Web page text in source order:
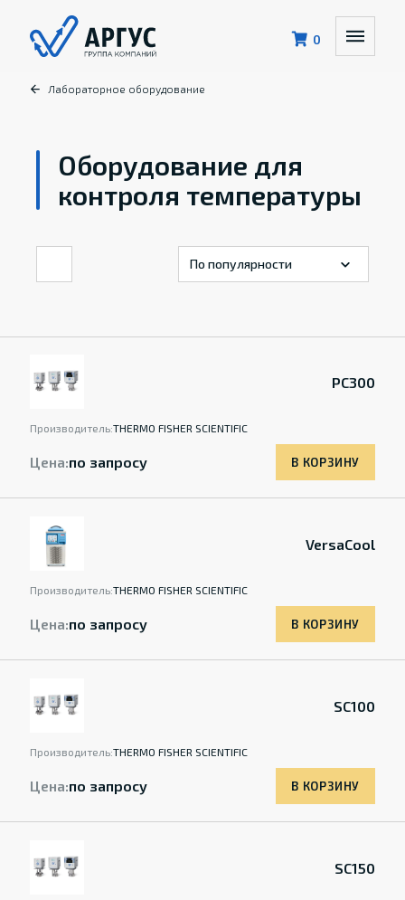
0
Лабораторное оборудование
Оборудование для
контроля температуры
PC300
Производитель:THERMO FISHER SCIENTIFIC
Цена:по запросу В КОРЗИНУ
VersaCool
Производитель:THERMO FISHER SCIENTIFIC
Цена:по запросу В КОРЗИНУ
SC100
Производитель:THERMO FISHER SCIENTIFIC
Цена:по запросу В КОРЗИНУ
SC150